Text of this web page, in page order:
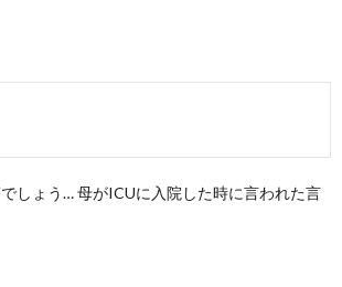
しょう… 母がICUに入院した時に言われた言